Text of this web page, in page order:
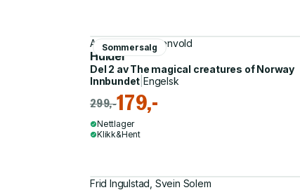
Sommersalg
Anne Marie Rosenvold
Hulder
Del 2 avThe magical creatures of Norway
Innbundet |Engelsk
299,-179,-
Nettlager
Klikk&Hent
Frid Ingulstad, Svein Solem